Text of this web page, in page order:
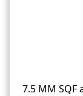
7.5 MM SQF